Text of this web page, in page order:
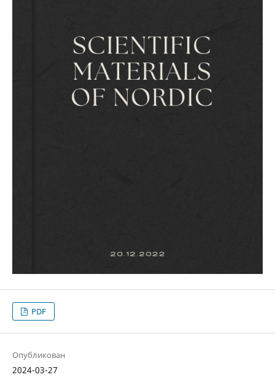
PDF
Опубликован
2024-03-27